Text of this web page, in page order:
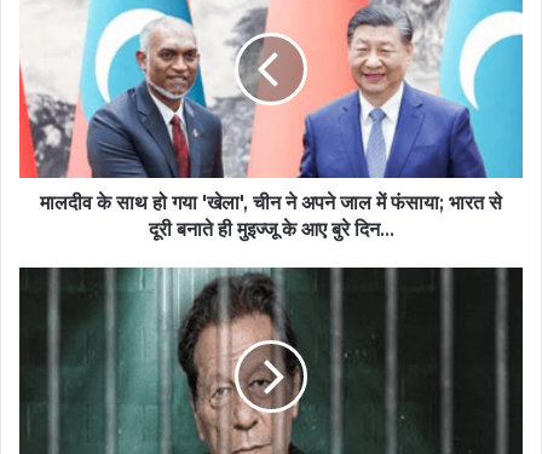
मालदीव के साथ हो गया 'खेला', चीन ने अपने जाल में फंसाया; भारत से
दूरी बनाते ही मुइज्जू के आए बुरे दिन...